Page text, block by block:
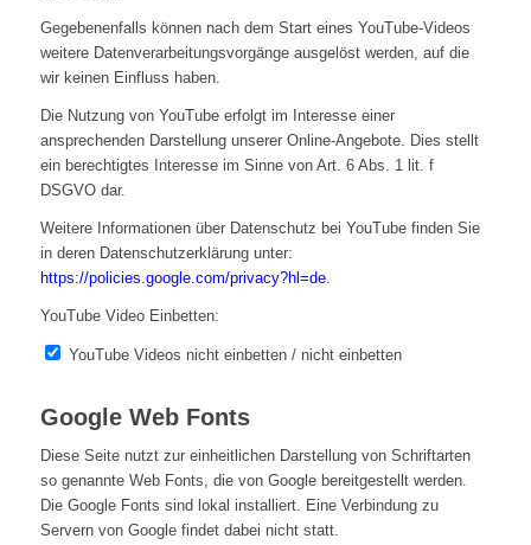
Gegebenenfalls können nach dem Start eines YouTube-Videos
weitere Datenverarbeitungsvorgänge ausgelöst werden, auf die
wir keinen Einfluss haben.
Die Nutzung von YouTube erfolgt im Interesse einer
ansprechenden Darstellung unserer Online-Angebote. Dies stellt
ein berechtigtes Interesse im Sinne von Art. 6 Abs. 1 lit. f
DSGVO dar.
Weitere Informationen über Datenschutz bei YouTube finden Sie
in deren Datenschutzerklärung unter:
https://policies.google.com/privacy?hl=de.
YouTube Video Einbetten:
YouTube Videos nicht einbetten / nicht einbetten
Google Web Fonts
Diese Seite nutzt zur einheitlichen Darstellung von Schriftarten
so genannte Web Fonts, die von Google bereitgestellt werden.
Die Google Fonts sind lokal installiert. Eine Verbindung zu
Servern von Google findet dabei nicht statt.